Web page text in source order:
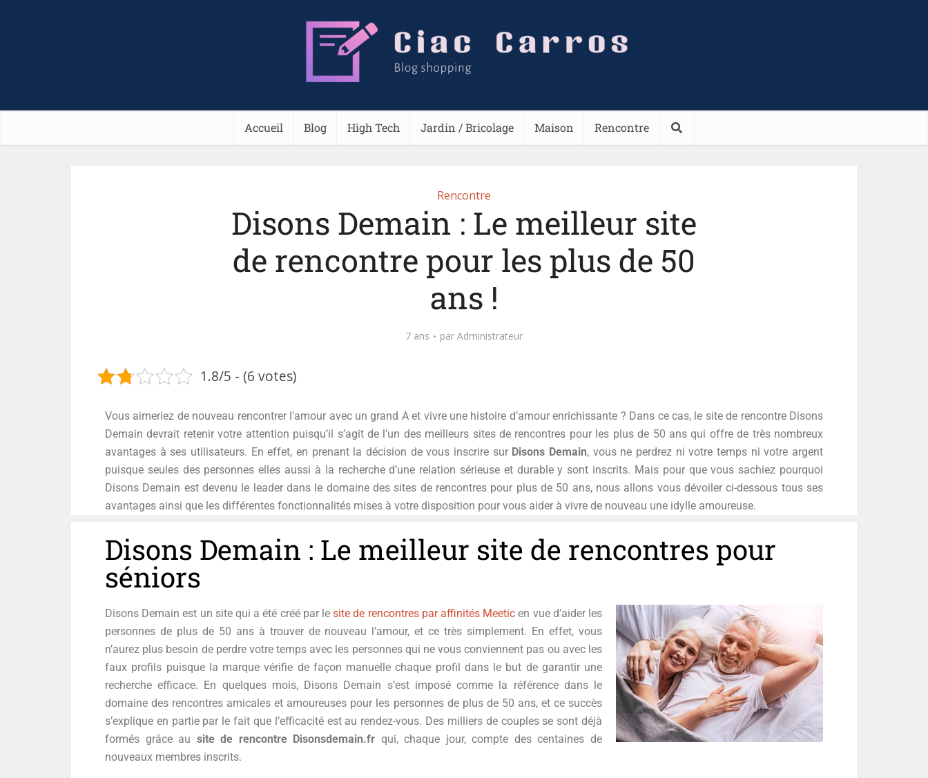
Accueil Blog High Tech Jardin / Bricolage Maison Rencontre
Rencontre
Disons Demain : Le meilleur site
de rencontre pour les plus de 50
ans !
7 ans par Administrateur
1.8/5 - (6 votes)
Vous aimeriez de nouveau rencontrer l’amour avec un grand A et vivre une histoire d’amour enrichissante ? Dans ce cas, le site de rencontre Disons
Demain devrait retenir votre attention puisqu’il s’agit de l’un des meilleurs sites de rencontres pour les plus de 50 ans qui offre de très nombreux
avantages à ses utilisateurs. En effet, en prenant la décision de vous inscrire sur Disons Demain, vous ne perdrez ni votre temps ni votre argent
puisque seules des personnes elles aussi à la recherche d’une relation sérieuse et durable y sont inscrits. Mais pour que vous sachiez pourquoi
Disons Demain est devenu le leader dans le domaine des sites de rencontres pour plus de 50 ans, nous allons vous dévoiler ci-dessous tous ses
avantages ainsi que les différentes fonctionnalités mises à votre disposition pour vous aider à vivre de nouveau une idylle amoureuse.
Disons Demain : Le meilleur site de rencontres pour
séniors
Disons Demain est un site qui a été créé par lesite de rencontres par affinités Meetic en vue d’aider les
personnes de plus de 50 ans à trouver de nouveau l’amour, et ce très simplement. En effet, vous
n’aurez plus besoin de perdre votre temps avec les personnes qui ne vous conviennent pas ou avec les
faux profils puisque la marque vérifie de façon manuelle chaque profil dans le but de garantir une
recherche efficace. En quelques mois, Disons Demain s’est imposé comme la référence dans le
domaine des rencontres amicales et amoureuses pour les personnes de plus de 50 ans, et ce succès
s’explique en partie par le fait que l’efficacité est au rendez-vous. Des milliers de couples se sont déjà
formés grâce au site de rencontre Disonsdemain.fr qui, chaque jour, compte des centaines de
nouveaux membres inscrits.